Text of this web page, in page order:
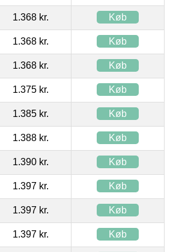
1.368 kr. Køb
1.368 kr. Køb
1.368 kr. Køb
1.375 kr. Køb
1.385 kr. Køb
1.388 kr. Køb
1.390 kr. Køb
1.397 kr. Køb
1.397 kr. Køb
1.397 kr. Køb